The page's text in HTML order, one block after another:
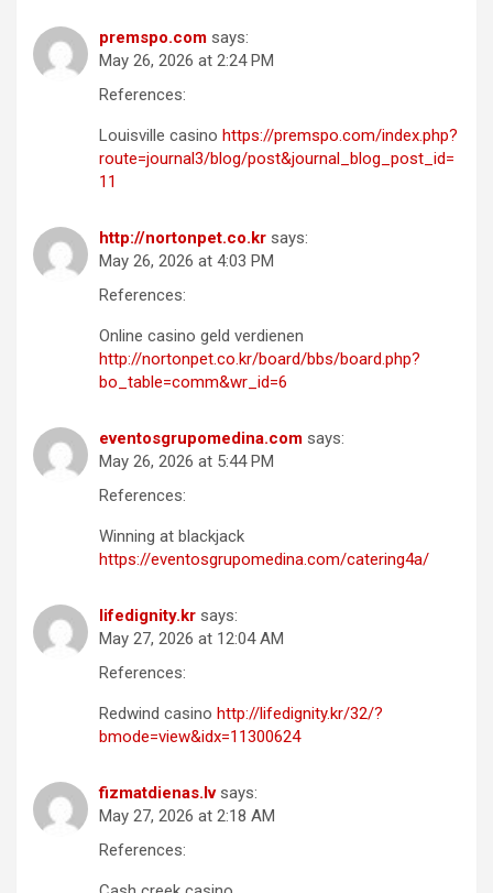
premspo.com says:
May 26, 2026 at 2:24 PM
References:
Louisville casino https://premspo.com/index.php?
route=journal3/blog/post&journal_blog_post_id=
11
http://nortonpet.co.kr says:
May 26, 2026 at 4:03 PM
References:
Online casino geld verdienen
http://nortonpet.co.kr/board/bbs/board.php?
bo_table=comm&wr_id=6
eventosgrupomedina.com says:
May 26, 2026 at 5:44 PM
References:
Winning at blackjack
https://eventosgrupomedina.com/catering4a/
lifedignity.kr says:
May 27, 2026 at 12:04 AM
References:
Redwind casino http://lifedignity.kr/32/?
bmode=view&idx=11300624
fizmatdienas.lv says:
May 27, 2026 at 2:18 AM
References: